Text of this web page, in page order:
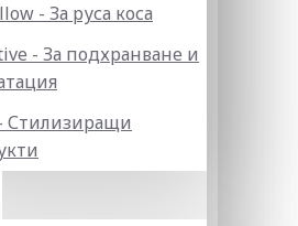
- За руса коса
- За подхранване и
Стилизиращи